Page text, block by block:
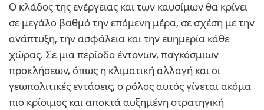
Ο κλάδος της ενέργειας και των καυσίμων θα κρίνει
σε μεγάλο βαθμό την επόμενη μέρα, σε σχέση με την
ανάπτυξη, την ασφάλεια και την ευημερία κάθε
χώρας. Σε μια περίοδο έντονων, παγκόσμιων
προκλήσεων, όπως η κλιματική αλλαγή και οι
γεωπολιτικές εντάσεις, ο ρόλος αυτός γίνεται ακόμα
πιο κρίσιμος και αποκτά αυξημένη στρατηγική